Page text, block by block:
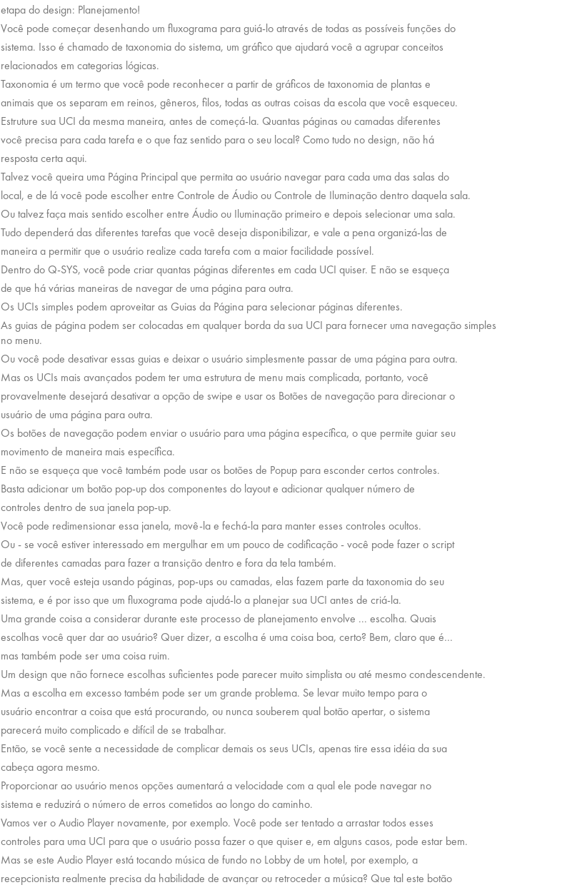
etapa do design: Planejamento!
Você pode começar desenhando um fluxograma para guiá-lo através de todas as possíveis funções do
sistema. Isso é chamado de taxonomia do sistema, um gráfico que ajudará você a agrupar conceitos
relacionados em categorias lógicas.
Taxonomia é um termo que você pode reconhecer a partir de gráficos de taxonomia de plantas e
animais que os separam em reinos, gêneros, filos, todas as outras coisas da escola que você esqueceu.
Estruture sua UCI da mesma maneira, antes de começá-la. Quantas páginas ou camadas diferentes
você precisa para cada tarefa e o que faz sentido para o seu local? Como tudo no design, não há
resposta certa aqui.
Talvez você queira uma Página Principal que permita ao usuário navegar para cada uma das salas do
local, e de lá você pode escolher entre Controle de Áudio ou Controle de Iluminação dentro daquela sala.
Ou talvez faça mais sentido escolher entre Áudio ou Iluminação primeiro e depois selecionar uma sala.
Tudo dependerá das diferentes tarefas que você deseja disponibilizar, e vale a pena organizá-las de
maneira a permitir que o usuário realize cada tarefa com a maior facilidade possível.
Dentro do Q-SYS, você pode criar quantas páginas diferentes em cada UCI quiser. E não se esqueça
de que há várias maneiras de navegar de uma página para outra.
Os UCIs simples podem aproveitar as Guias da Página para selecionar páginas diferentes.
As guias de página podem ser colocadas em qualquer borda da sua UCI para fornecer uma navegação simples
no menu.
Ou você pode desativar essas guias e deixar o usuário simplesmente passar de uma página para outra.
Mas os UCIs mais avançados podem ter uma estrutura de menu mais complicada, portanto, você
provavelmente desejará desativar a opção de swipe e usar os Botões de navegação para direcionar o
usuário de uma página para outra.
Os botões de navegação podem enviar o usuário para uma página específica, o que permite guiar seu
movimento de maneira mais específica.
E não se esqueça que você também pode usar os botões de Popup para esconder certos controles.
Basta adicionar um botão pop-up dos componentes do layout e adicionar qualquer número de
controles dentro de sua janela pop-up.
Você pode redimensionar essa janela, movê-la e fechá-la para manter esses controles ocultos.
Ou - se você estiver interessado em mergulhar em um pouco de codificação - você pode fazer o script
de diferentes camadas para fazer a transição dentro e fora da tela também.
Mas, quer você esteja usando páginas, pop-ups ou camadas, elas fazem parte da taxonomia do seu
sistema, e é por isso que um fluxograma pode ajudá-lo a planejar sua UCI antes de criá-la.
Uma grande coisa a considerar durante este processo de planejamento envolve ... escolha. Quais
escolhas você quer dar ao usuário? Quer dizer, a escolha é uma coisa boa, certo? Bem, claro que é…
mas também pode ser uma coisa ruim.
Um design que não fornece escolhas suficientes pode parecer muito simplista ou até mesmo condescendente.
Mas a escolha em excesso também pode ser um grande problema. Se levar muito tempo para o
usuário encontrar a coisa que está procurando, ou nunca souberem qual botão apertar, o sistema
parecerá muito complicado e difícil de se trabalhar.
Então, se você sente a necessidade de complicar demais os seus UCIs, apenas tire essa idéia da sua
cabeça agora mesmo.
Proporcionar ao usuário menos opções aumentará a velocidade com a qual ele pode navegar no
sistema e reduzirá o número de erros cometidos ao longo do caminho.
Vamos ver o Audio Player novamente, por exemplo. Você pode ser tentado a arrastar todos esses
controles para uma UCI para que o usuário possa fazer o que quiser e, em alguns casos, pode estar bem.
Mas se este Audio Player está tocando música de fundo no Lobby de um hotel, por exemplo, a
recepcionista realmente precisa da habilidade de avançar ou retroceder a música? Que tal este botão